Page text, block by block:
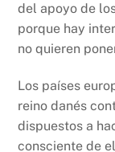
del apoyo de
porque hay
no quieren
Los países
reino danés
dispuestos a
consciente de